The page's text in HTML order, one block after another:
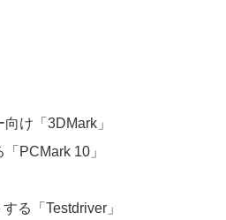
け「3DMark」
PCMark 10」
る「Testdriver」